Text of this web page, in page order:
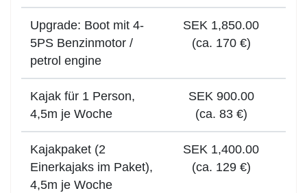
Upgrade: Boot mit 4-
5PS Benzinmotor /
petrol engine
SEK 1,850.00
(ca. 170 €)
Kajak für 1 Person,
4,5m je Woche
SEK 900.00
(ca. 83 €)
Kajakpaket (2
Einerkajaks im Paket),
4,5m je Woche
SEK 1,400.00
(ca. 129 €)